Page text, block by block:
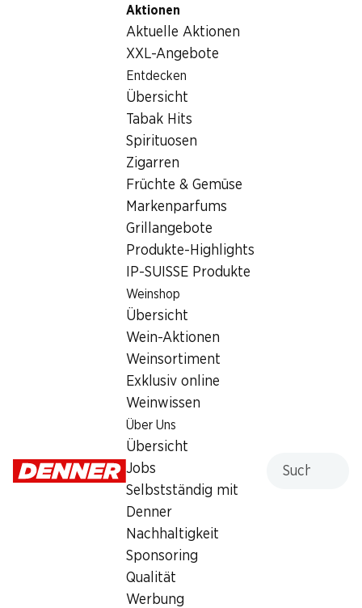
Aktionen
Aktuelle Aktionen
XXL-Angebote
Entdecken
Übersicht
Tabak Hits
Spirituosen
Zigarren
Früchte & Gemüse
Markenparfums
Grillangebote
Produkte-Highlights
IP-SUISSE Produkte
Weinshop
Übersicht
Wein-Aktionen
Weinsortiment
Exklusiv online
Weinwissen
Über Uns
Übersicht
Jobs
Selbstständig mit
Denner
Nachhaltigkeit
Sponsoring
Qualität
Werbung
Lebensmittel
Schokolade/Süsses
Storck Toffifee
mit Osterbild, 3 x 125 g
SPECIAL
1021826
Was andere Kunden kaufen